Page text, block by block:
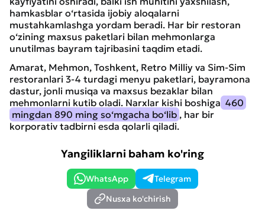
hamkasblar o‘rtasida ijobiy aloqalarni
mustahkamlashga yordam beradi. Har bir restoran
o‘zining maxsus paketlari bilan mehmonlarga
unutilmas bayram tajribasini taqdim etadi.
Amarat, Mehmon, Toshkent, Retro Milliy va Sim-Sim
restoranlari 3-4 turdagi menyu paketlari, bayramona
dastur, jonli musiqa va maxsus bezaklar bilan
mehmonlarni kutib oladi. Narxlar kishi boshiga 460
mingdan 890 ming so‘mgacha bo‘lib , har bir
korporativ tadbirni esda qolarli qiladi.
Yangiliklarni baham ko'ring
WhatsApp
Telegram
Nusxa ko'chirish